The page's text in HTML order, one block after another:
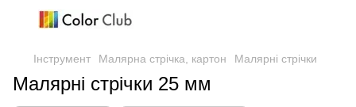
Інструмент Малярна стрічка, картон Малярні стрічки
Малярні стрічки 25 мм